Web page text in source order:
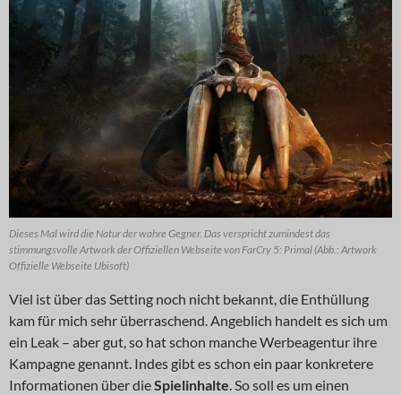
Dieses Mal wird die Natur der wahre Gegner. Das verspricht zumindest das
stimmungsvolle Artwork der Offiziellen Webseite von FarCry 5: Primal (Abb.: Artwork
Offizielle Webseite Ubisoft)
Viel ist über das Setting noch nicht bekannt, die Enthüllung
kam für mich sehr überraschend. Angeblich handelt es sich um
ein Leak – aber gut, so hat schon manche Werbeagentur ihre
Kampagne genannt. Indes gibt es schon ein paar konkretere
Informationen über dieSpielinhalte . So soll es um einen